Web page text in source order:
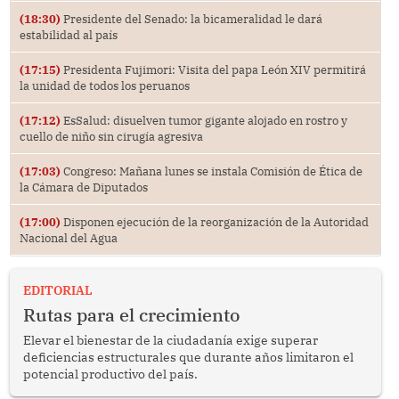
(18:30) Presidente del Senado: la bicameralidad le dará
estabilidad al país
(17:15) Presidenta Fujimori: Visita del papa León XIV permitirá
la unidad de todos los peruanos
(17:12) EsSalud: disuelven tumor gigante alojado en rostro y
cuello de niño sin cirugía agresiva
(17:03) Congreso: Mañana lunes se instala Comisión de Ética de
la Cámara de Diputados
(17:00) Disponen ejecución de la reorganización de la Autoridad
Nacional del Agua
EDITORIAL
Rutas para el crecimiento
Elevar el bienestar de la ciudadanía exige superar
deficiencias estructurales que durante años limitaron el
potencial productivo del país.